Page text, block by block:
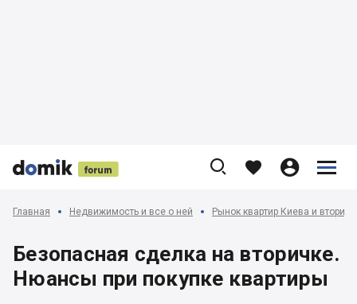


 
    


Главная Недвижимость и все о ней Рынок квартир Киева и
Безопасная сделка на вторичке.
Нюансы при покупке квартиры